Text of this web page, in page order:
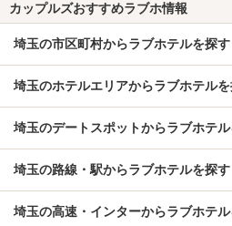
カップルズおすすめラブホ情報
埼玉の市区町村からラブホテルを探す
埼玉のホテルエリアからラブホテル
埼玉のデートスポットからラブホテ
埼玉の路線・駅からラブホテルを探す
埼玉の高速・インターからラブホテ